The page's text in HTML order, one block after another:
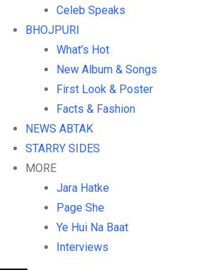
Celeb Speaks
BHOJPURI
What’s Hot
New Album & Songs
First Look & Poster
Facts & Fashion
NEWS ABTAK
STARRY SIDES
MORE
Jara Hatke
Page She
Ye Hui Na Baat
Interviews